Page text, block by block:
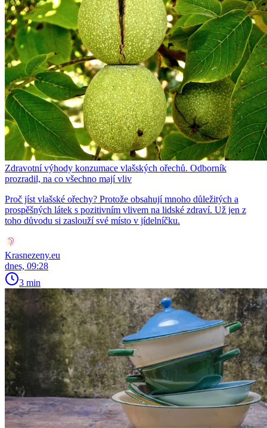
Zdravotní výhody konzumace vlašských ořechů. Odborník
prozradil, na co všechno mají vliv
Proč jíst vlašské ořechy? Protože obsahují mnoho důležitých a
prospěšných látek s pozitivním vlivem na lidské zdraví. Už jen z
toho důvodu si zaslouží své místo v jídelníčku.
Krasnezeny.eu
dnes, 09:28
3 min